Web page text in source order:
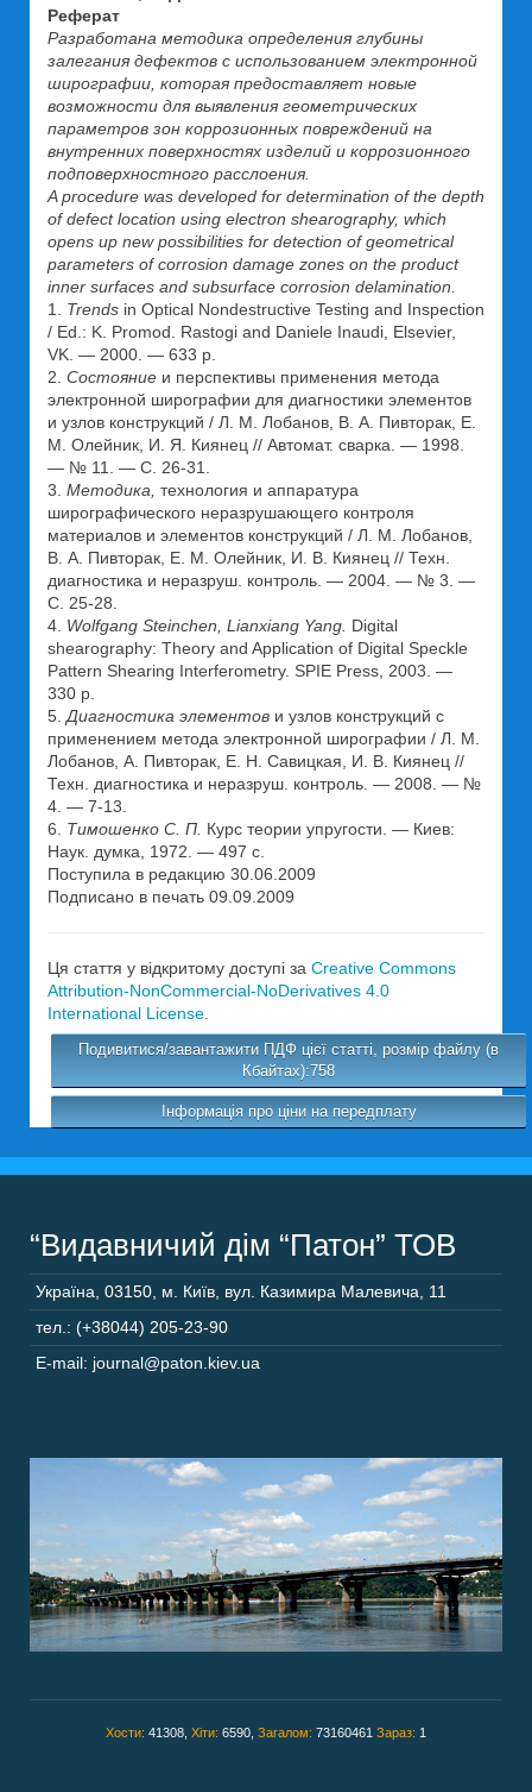
Реферат
Разработана методика определения глубины
залегания дефектов с использованием электронной
ширографии, которая предоставляет новые
возможности для выявления геометрических
параметров зон коррозионных повреждений на
внутренних поверхностях изделий и коррозионного
подповерхностного расслоения.
A procedure was developed for determination of the depth
of defect location using electron shearography, which
opens up new possibilities for detection of geometrical
parameters of corrosion damage zones on the product
inner surfaces and subsurface corrosion delamination.
1. Trends in Optical Nondestructive Testing and Inspection
/ Ed.: K. Promod. Rastogi and Daniele Inaudi, Elsevier,
VK. — 2000. — 633 p.
2. Состояние и перспективы применения метода
электронной ширографии для диагностики элементов
и узлов конструкций / Л. М. Лобанов, В. А. Пивторак, Е.
М. Олейник, И. Я. Киянец // Автомат. сварка. — 1998.
— № 11. — С. 26-31.
3. Методика, технология и аппаратура
ширографического неразрушающего контроля
материалов и элементов конструкций / Л. М. Лобанов,
В. А. Пивторак, Е. М. Олейник, И. В. Киянец // Техн.
диагностика и неразруш. контроль. — 2004. — № 3. —
С. 25-28.
4. Wolfgang Steinchen, Lianxiang Yang. Digital
shearography: Theory and Application of Digital Speckle
Pattern Shearing Interferometry. SPIE Press, 2003. —
330 p.
5. Диагностика элементов и узлов конструкций с
применением метода электронной ширографии / Л. М.
Лобанов, А. Пивторак, Е. Н. Савицкая, И. В. Киянец //
Техн. диагностика и неразруш. контроль. — 2008. — №
4. — 7-13.
6. Тимошенко С. П. Курс теории упругости. — Киев:
Наук. думка, 1972. — 497 с.
Поступила в редакцию 30.06.2009
Подписано в печать 09.09.2009
Ця стаття у відкритому доступі за Creative Commons
Attribution-NonCommercial-NoDerivatives 4.0
International License
Подивитися/завантажити ПДФ цієї статті, розмір файлу (в
Кбайтах):758
Інформація про ціни на передплату
“Видавничий дім “Патон” ТОВ
Україна 03150 м. Київ, вул. Казимира Малевича, 11
тел.: (+38044) 205-23-90
E-mail: journal@paton.kiev.ua
Хости: 41308, Хіти: 6590, Загалом: 73160461 Зараз: 1